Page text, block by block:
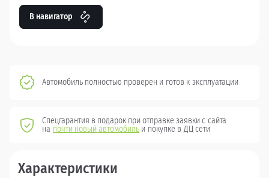
В навигатор
Автомобиль полностью проверен и готов к эксплуатации
Спецгарантия в подарок при отправке заявки с сайта
на почти новый автомобиль и покупке в ДЦ сети
Характеристики